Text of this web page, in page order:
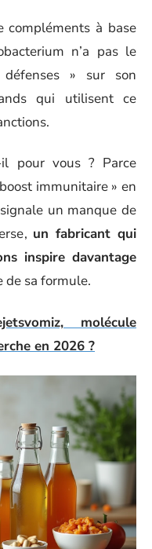
compléments à base
n’a pas le
» sur son
qui utilisent ce
pour vous ? Parce
immunitaire » en
un manque de
un fabricant qui
inspire davantage
de sa formule.
molécule
en 2026 ?